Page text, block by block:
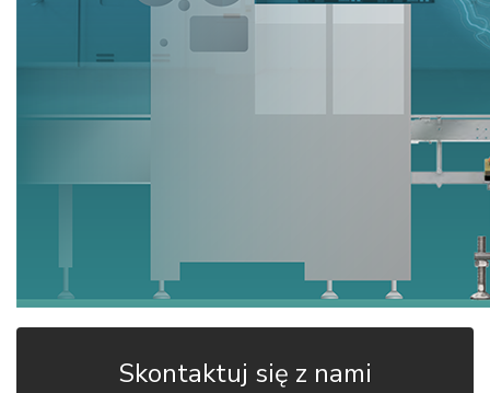
Skontaktuj się z nami